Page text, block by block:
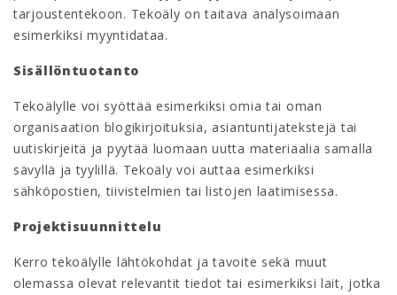
tarjoustentekoon. Tekoäly on taitava analysoimaan
esimerkiksi myyntidataa.
Sisällöntuotanto
Tekoälylle voi syöttää esimerkiksi omia tai oman
organisaation blogikirjoituksia, asiantuntijatekstejä tai
uutiskirjeitä ja pyytää luomaan uutta materiaalia samalla
sävyllä ja tyylillä. Tekoäly voi auttaa esimerkiksi
sähköpostien, tiivistelmien tai listojen laatimisessa.
Projektisuunnittelu
Kerro tekoälylle lähtökohdat ja tavoite sekä muut
olemassa olevat relevantit tiedot tai esimerkiksi lait, jotka